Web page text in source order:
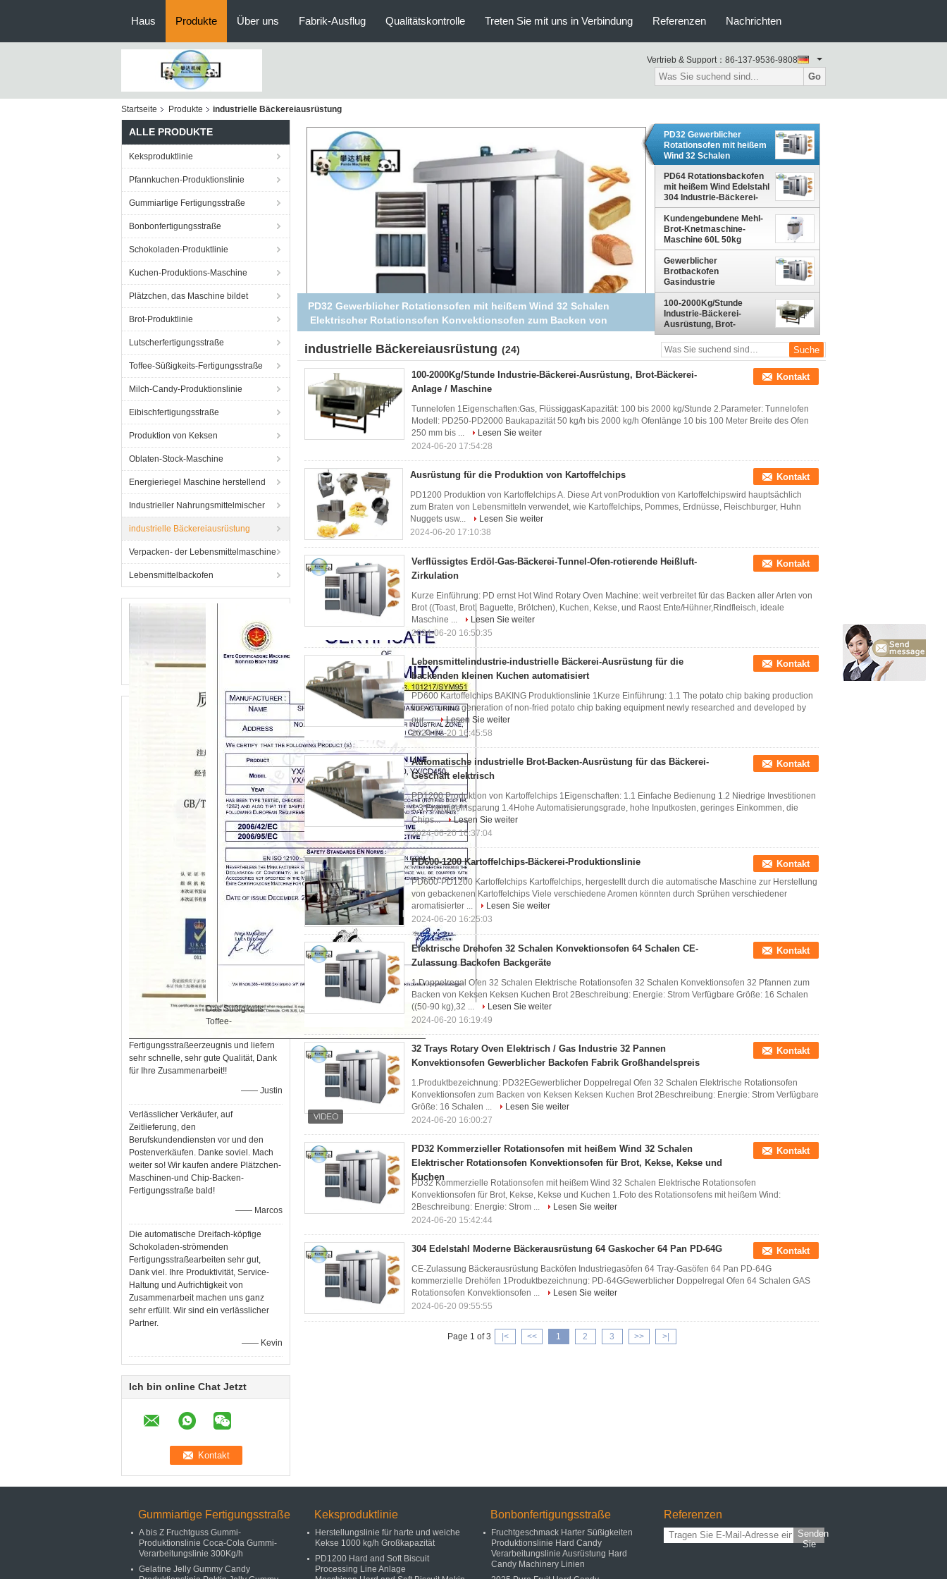
Haus Produkte Über uns Fabrik-Ausflug Qualitätskontrolle Treten Sie mit uns in Verbindung Referenzen Nachrichten
Vertrieb & Support： 86-137-9536-9808
Go
Startseite Produkte industrielle Bäckereiausrüstung
ALLE PRODUKTE
Keksproduktlinie
Pfannkuchen-Produktionslinie
Gummiartige Fertigungsstraße
Bonbonfertigungsstraße
Schokoladen-Produktlinie
Kuchen-Produktions-Maschine
Plätzchen, das Maschine bildet
Brot-Produktlinie
Lutscherfertigungsstraße
Toffee-Süßigkeits-Fertigungsstraße
Milch-Candy-Produktionslinie
Eibischfertigungsstraße
Produktion von Keksen
Oblaten-Stock-Maschine
Energieriegel Maschine herstellend
Industrieller Nahrungsmittelmischer
industrielle Bäckereiausrüstung
Verpacken- der Lebensmittelmaschine
Lebensmittelbackofen
Das Süßigkeits-
Toffee-
Fertigungsstraßeerzeugnis und liefern
sehr schnelle, sehr gute Qualität, Dank
für Ihre Zusammenarbeit!!
—— Justin
Verlässlicher Verkäufer, auf
Zeitlieferung, den
Berufskundendiensten vor und den
Postenverkäufen. Danke soviel. Mach
weiter so! Wir kaufen andere Plätzchen-
Maschinen-und Chip-Backen-
Fertigungsstraße bald!
—— Marcos
Die automatische Dreifach-köpfige
Schokoladen-strömenden
Fertigungsstraßearbeiten sehr gut,
Dank viel. Ihre Produktivität, Service-
Haltung und Aufrichtigkeit von
Zusammenarbeit machen uns ganz
sehr erfüllt. Wir sind ein verlässlicher
Partner.
—— Kevin
Ich bin online Chat Jetzt
PD64 Rotationsbackofen mit heißem Wind Edelstahl 304 Industrie-
Bäckerei-Ausrüstung für Baguette Toast Cake Cookie Breads
PD32 Gewerblicher
Rotationsofen mit heißem
Wind 32 Schalen
Elektrischer
Rotationsofen
Konvektionsofen zum
Backen von Keksen
Keksen Kuchenbrot
PD64 Rotationsbackofen
mit heißem Wind Edelstahl
304 Industrie-Bäckerei-
Ausrüstung für Baguette
Toast Cake Cookie
Breads
Kundengebundene Mehl-
Brot-Knetmaschine-
Maschine 60L 50kg
Gewerblicher
Brotbackofen
Gasindustrie
Brotbackofen
Gebäckbackofen
Hersteller von Geräten
100-2000Kg/Stunde
Industrie-Bäckerei-
Ausrüstung, Brot-
Bäckerei-Anlage /
Maschine
industrielle Bäckereiausrüstung (24)
100-2000Kg/Stunde Industrie-Bäckerei-Ausrüstung, Brot-Bäckerei-
Anlage / Maschine
Kontakt
Tunnelofen 1Eigenschaften:Gas, FlüssiggasKapazität: 100 bis 2000 kg/Stunde 2.Parameter: Tunnelofen
Modell: PD250-PD2000 Baukapazität 50 kg/h bis 2000 kg/h Ofenlänge 10 bis 100 Meter Breite des Ofen
250 mm bis ...
Lesen Sie weiter
2024-06-20 17:54:28
Ausrüstung für die Produktion von Kartoffelchips Kontakt
PD1200 Produktion von Kartoffelchips A. Diese Art vonProduktion von Kartoffelchipswird hauptsächlich
zum Braten von Lebensmitteln verwendet, wie Kartoffelchips, Pommes, Erdnüsse, Fleischburger, Huhn
Nuggets usw...
Lesen Sie weiter
2024-06-20 17:10:38
Verflüssigtes Erdöl-Gas-Bäckerei-Tunnel-Ofen-rotierende Heißluft-
Zirkulation
Kontakt
Kurze Einführung: PD ernst Hot Wind Rotary Oven Machine: weit verbreitet für das Backen aller Arten von
Brot ((Toast, Brot, Baguette, Brötchen), Kuchen, Kekse, und Raost Ente/Hühner,Rindfleisch, ideale
Maschine ...
Lesen Sie weiter
2024-06-20 16:50:35
Lebensmittelindustrie-industrielle Bäckerei-Ausrüstung für die
backenden kleinen Kuchen automatisiert
Kontakt
PD600 Kartoffelchips BAKING Produktionslinie 1Kurze Einführung: 1.1 The potato chip baking production
line is a new generation of non-fried potato chip baking equipment newly researched and developed by
our ...
Lesen Sie weiter
2024-06-20 16:45:58
Automatische industrielle Brot-Backen-Ausrüstung für das Bäckerei-
Geschäft elektrisch
Kontakt
PD1200 Produktion von Kartoffelchips 1Eigenschaften: 1.1 Einfache Bedienung 1.2 Niedrige Investitionen
1.3 Energieeinsparung 1.4Hohe Automatisierungsgrade, hohe Inputkosten, geringes Einkommen, die
Chips...
Lesen Sie weiter
2024-06-20 16:37:04
PD600-1200 Kartoffelchips-Bäckerei-Produktionslinie Kontakt
PD600-PD1200 Kartoffelchips Kartoffelchips, hergestellt durch die automatische Maschine zur Herstellung
von gebackenen Kartoffelchips Viele verschiedene Aromen könnten durch Sprühen verschiedener
aromatisierter ...
Lesen Sie weiter
2024-06-20 16:25:03
Elektrische Drehofen 32 Schalen Konvektionsofen 64 Schalen CE-
Zulassung Backofen Backgeräte
Kontakt
1.Doppelregal Ofen 32 Schalen Elektrische Rotationsofen 32 Schalen Konvektionsofen 32 Pfannen zum
Backen von Keksen Keksen Kuchen Brot 2Beschreibung: Energie: Strom Verfügbare Größe: 16 Schalen
((50-90 kg),32 ...
Lesen Sie weiter
2024-06-20 16:19:49
32 Trays Rotary Oven Elektrisch / Gas Industrie 32 Pannen
Konvektionsofen Gewerblicher Backofen Fabrik Großhandelspreis
Kontakt
1.Produktbezeichnung: PD32EGewerblicher Doppelregal Ofen 32 Schalen Elektrische Rotationsofen
Konvektionsofen zum Backen von Keksen Keksen Kuchen Brot 2Beschreibung: Energie: Strom Verfügbare
Größe: 16 Schalen ...
Lesen Sie weiter
2024-06-20 16:00:27
PD32 Kommerzieller Rotationsofen mit heißem Wind 32 Schalen
Elektrischer Rotationsofen Konvektionsofen für Brot, Kekse, Kekse und
Kuchen
Kontakt
PD32 Kommerzielle Rotationsofen mit heißem Wind 32 Schalen Elektrische Rotationsofen
Konvektionsofen für Brot, Kekse, Kekse und Kuchen 1.Foto des Rotationsofens mit heißem Wind:
2Beschreibung: Energie: Strom ...
Lesen Sie weiter
2024-06-20 15:42:44
304 Edelstahl Moderne Bäckerausrüstung 64 Gaskocher 64 Pan PD-64G Kontakt
CE-Zulassung Bäckerausrüstung Backöfen Industriegasöfen 64 Tray-Gasöfen 64 Pan PD-64G
kommerzielle Drehöfen 1Produktbezeichnung: PD-64GGewerblicher Doppelregal Ofen 64 Schalen GAS
Rotationsofen Konvektionsofen ...
Lesen Sie weiter
2024-06-20 09:55:55
Page 1 of 3 |< << 1 2 3 >> >|
Gummiartige Fertigungsstraße
A bis Z Fruchtguss Gummi-
Produktionslinie Coca-Cola Gummi-
Verarbeitungslinie 300Kg/h
Gelatine Jelly Gummy Candy
Keksproduktlinie
Herstellungslinie für harte und weiche
Kekse 1000 kg/h Großkapazität
PD1200 Hard and Soft Biscuit
Processing Line Anlage
Bonbonfertigungsstraße
Fruchtgeschmack Harter Süßigkeiten
Produktionslinie Hard Candy
Verarbeitungslinie Ausrüstung Hard
Candy Machinery Linien
Referenzen
Senden
Sie